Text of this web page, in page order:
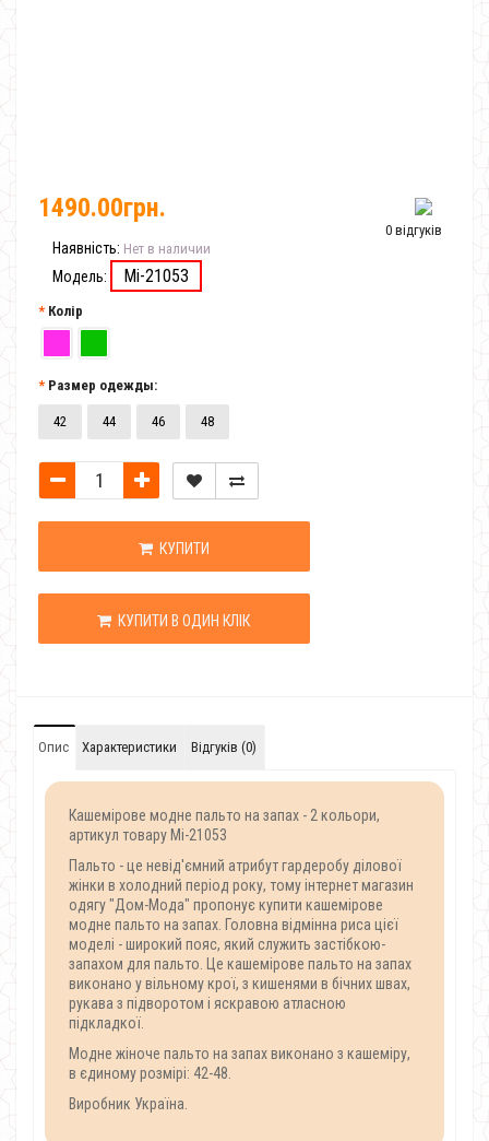
0 відгуків
1490.00грн.
Наявність: Нет в наличии
Модель: Mi-21053
Колір
Размер одежды:
42 44 46 48
КУПИТИ
КУПИТИ В ОДИН КЛІК
Опис Характеристики Відгуків (0)
Кашемірове модне пальто на запах - 2 кольори,
артикул товару Mi-21053
Пальто - це невід'ємний атрибут гардеробу ділової
жінки в холодний період року, тому інтернет магазин
одягу "Дом-Мода" пропонує купити кашемірове
модне пальто на запах. Головна відмінна риса цієї
моделі - широкий пояс, який служить застібкою-
запахом для пальто. Це кашемірове пальто на запах
виконано у вільному крої, з кишенями в бічних швах,
рукава з підворотом і яскравою атласною
підкладкої.
Модне жіноче пальто на запах виконано з кашеміру,
в єдиному розмірі: 42-48.
Виробник Україна.